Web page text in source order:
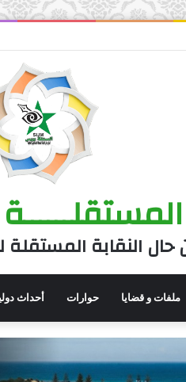
حال النقابة المستقلة
ملفات و قضايا حوارات أحداث